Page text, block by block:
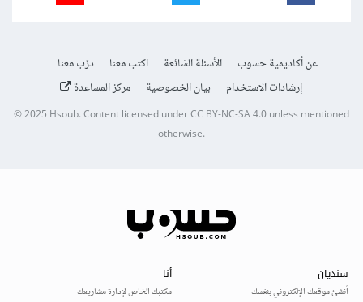
عن أكاديمية حسوب الأسئلة الشائعة اكتب معنا
درّب معنا
إرشادات الاستخدام
بيان الخصوصية مركز المساعدة
© 2025Hsoub.Content licensed underCC BY-NC-SA 4.0unless mentioned
otherwise.